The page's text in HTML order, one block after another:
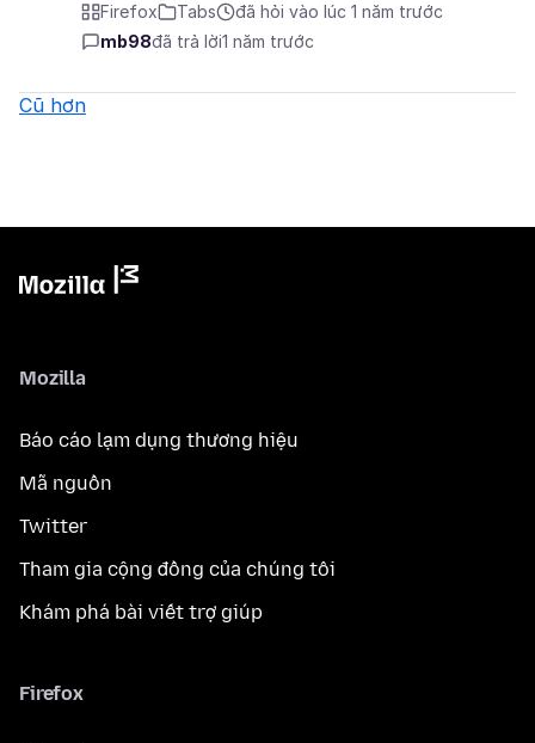
Firefox Tabs
đã hỏi vào lúc 1 năm trước
mb98đã trả lời1 năm trước
Cũ hơn
Mozilla
Báo cáo lạm dụng thương hiệu
Mã nguồn
Twitter
Tham gia cộng đồng của chúng tôi
Khám phá bài viết trợ giúp
Firefox